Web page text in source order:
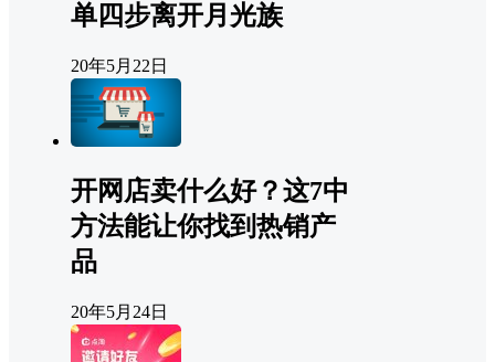
单四步离开月光族
20年5月22日
开网店卖什么好？这7中
方法能让你找到热销产
品
20年5月24日